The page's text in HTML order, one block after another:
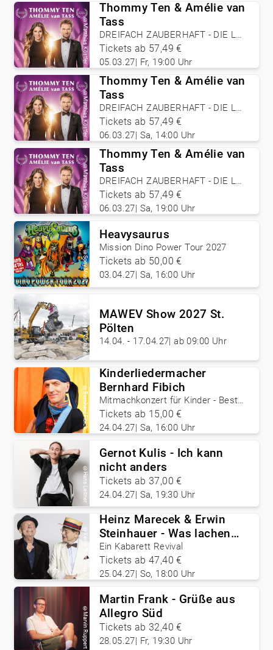
©
Matthias Köstler 05.03.27 Fr, 19:00 Uhr
Thommy Ten & Amélie van
Tass
DREIFACH ZAUBERHAFT - DIE LAS
VEGAS SHOW
Tickets ab 57,49 €
©
Matthias Köstler 06.03.27 Sa, 14:00 Uhr
Thommy Ten & Amélie van
Tass
DREIFACH ZAUBERHAFT - DIE LAS
VEGAS SHOW
Tickets ab 57,49 €
©
Matthias Köstler 06.03.27 Sa, 19:00 Uhr
Thommy Ten & Amélie van
Tass
DREIFACH ZAUBERHAFT - DIE LAS
VEGAS SHOW
Tickets ab 57,49 €
©
Sony Music 03.04.27 Sa, 16:00 Uhr
Heavysaurus
Mission Dino Power Tour 2027
Tickets ab 50,00 €
©
Josef Vorlaufer 14.04. - 17.04.27 ab 09:00 Uhr
MAWEV Show 2027 St.
Pölten
©
Bernhard Fibich 24.04.27 Sa, 16:00 Uhr
Kinderliedermacher
Bernhard Fibich
Mitmachkonzert für Kinder - Best
of Bernhard Fibich
Tickets ab 15,00 €
©
Hans Leitner 24.04.27 Sa, 19:30 Uhr
Gernot Kulis - Ich kann
nicht anders
Tickets ab 37,00 €
©
Xenia Trampusch 25.04.27 So, 18:00 Uhr
Heinz Marecek & Erwin
Steinhauer - Was lachen
Sie?
Ein Kabarett Revival
Tickets ab 47,40 €
©
Marvin Ruppert 28.05.27 Fr, 19:30 Uhr
Martin Frank - Grüße aus
Allegro Süd
Tickets ab 32,40 €